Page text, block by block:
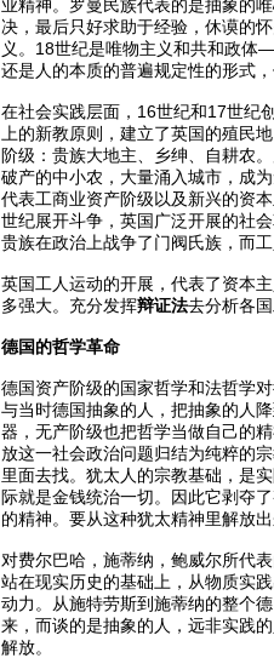
业精神。罗曼民族代表的是抽象的
决，最后只好求助于经验，休谟的
义。18世纪是唯物主义和共和政体
还是人的本质的普遍规定性的形式
在社会实践层面，16世纪和17世纪
上的新教原则，建立了英国的殖民
阶级：贵族大地主、乡绅、自耕农
破产的中小农，大量涌入城市，成
代表工商业资产阶级以及新兴的资
世纪展开斗争，英国广泛开展的社
贵族在政治上战争了门阀氏族，而
英国工人运动的开展，代表了资本
多强大。充分发挥辩证法去分析各
德国的哲学革命
德国资产阶级的国家哲学和法哲学
与当时德国抽象的人，把抽象的人
器，无产阶级也把哲学当做自己的
放这一社会政治问题归结为纯粹的
里面去找。犹太人的宗教基础，是
际就是金钱统治一切。因此它剥夺
的精神。要从这种犹太精神里解放
对费尔巴哈，施蒂纳，鲍威尔所代
站在现实历史的基础上，从物质实
动力。从施特劳斯到施蒂纳的整个
来，而谈的是抽象的人，远非实践
解放。